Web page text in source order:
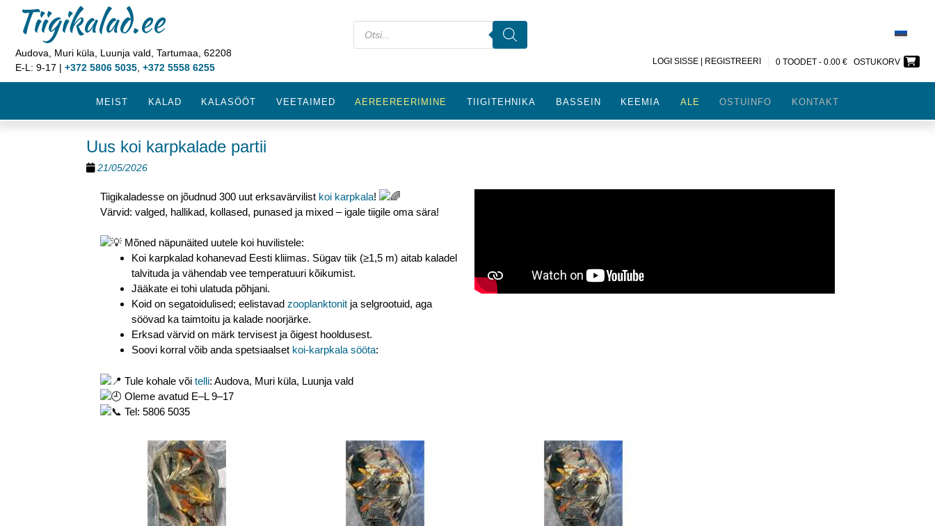
Tiigikalad.ee
Audova, Muri küla, Luunja vald, Tartumaa, 62208
E-L: 9-17 | +372 5806 5035 +372 5558 6255
LOGI SISSE | REGISTREERI 0 TOODET - 0.00 € OSTUKORV
MEIST KALAD KALASÖÖT VEETAIMED AEREEREERIMINE TIIGITEHNIKA BASSEIN KEEMIA ALE OSTUINFO KONTAKT
Uus koi karpkalade partii
21/05/2026
Tiigikaladesse on jõudnud 300 uut erksavärvilist koi karpkala!
Värvid: valged, hallikad, kollased, punased ja mixed – igale tiigile oma sära!
Mõned näpunäited uutele koi huvilistele:
Koi karpkalad kohanevad Eesti kliimas. Sügav tiik (≥1,5 m) aitab kaladel
talvituda ja vähendab vee temperatuuri kõikumist.
Jääkate ei tohi ulatuda põhjani.
Koid on segatoidulised; eelistavad zooplanktonit ja selgrootuid, aga
söövad ka taimtoitu ja kalade noorjärke.
Erksad värvid on märk tervisest ja õigest hooldusest.
Soovi korral võib anda spetsiaalset koi-karpkala sööta:
Tule kohale või telli: Audova, Muri küla, Luunja vald
Oleme avatud E–L 9–17
Tel: 5806 5035